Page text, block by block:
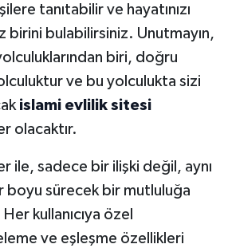
tanıtabilir ve hayatınızı
birini bulabilirsiniz. Unutmayın,
biri, doğru
ve bu yolculukta sizi
islami evlilik sitesi
olacaktır.
ile, sadece bir ilişki değil, aynı
boyu sürecek bir mutluluğa
kullanıcıya özel
ve eşleşme özellikleri